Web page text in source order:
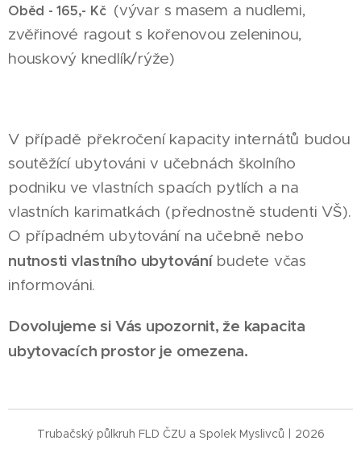
Oběd - 165,- Kč (vývar s masem a nudlemi,
zvěřinové ragout s kořenovou zeleninou,
houskový knedlík/rýže)
V případě překročení kapacity internátů budou
soutěžící ubytováni v učebnách školního
podniku ve vlastních spacích pytlích a na
vlastních karimatkách (přednostně studenti VŠ).
O případném ubytování na učebně nebo
nutnosti vlastního ubytování budete včas
informováni.
Dovolujeme si Vás upozornit, že kapacita
ubytovacích prostor je omezena.
Trubačský půlkruh FLD ČZU a Spolek Myslivců | 2026